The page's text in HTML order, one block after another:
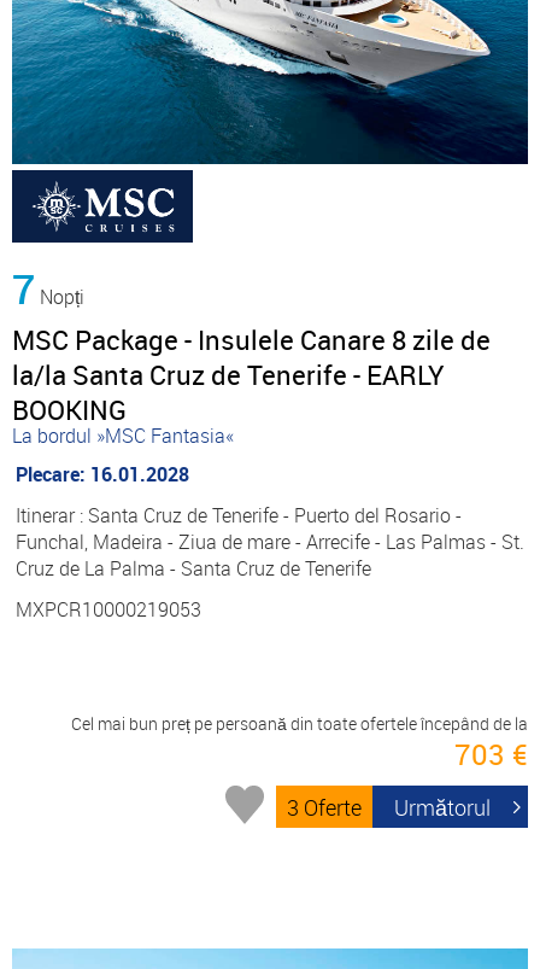
7 Nopți
MSC Package - Insulele Canare 8 zile de
la/la Santa Cruz de Tenerife - EARLY
BOOKING
La bordul »MSC Fantasia«
Plecare: 16.01.2028
Itinerar : Santa Cruz de Tenerife - Puerto del Rosario -
Funchal, Madeira - Ziua de mare - Arrecife - Las Palmas - St.
Cruz de La Palma - Santa Cruz de Tenerife
MXPCR10000219053
Cel mai bun preț pe persoană din toate ofertele începând de la
703 €
3 Oferte Următorul